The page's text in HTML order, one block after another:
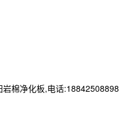
棉净化板,电话:18842508898